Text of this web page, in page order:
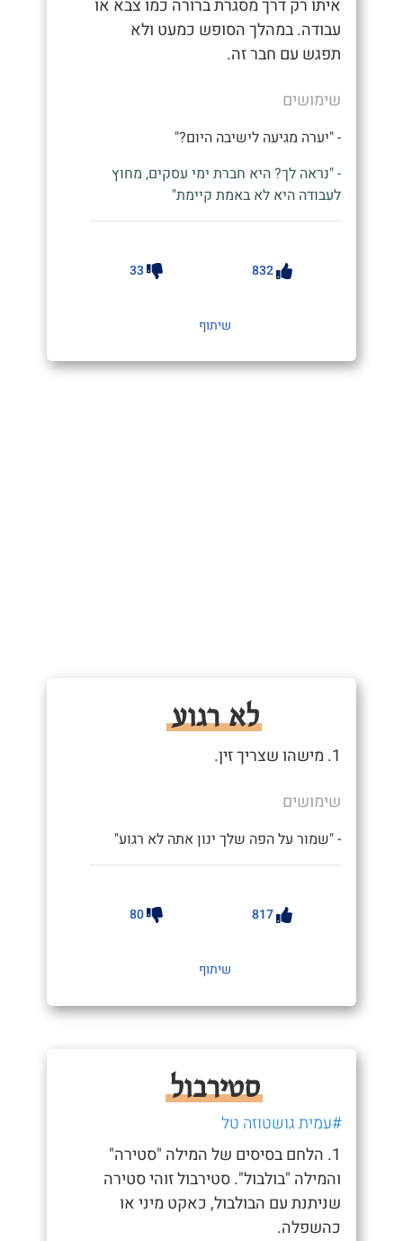
איתו רק דרך מסגרת ברורה כמו צבא או
עבודה. במהלך הסופש כמעט ולא
תפגש עם חבר זה.
שימושים
- "יערה מגיעה לישיבה היום?"
- "נראה לך? היא חברת ימי עסקים, מחוץ
לעבודה היא לא באמת קיימת"
832
33
שיתוף
לא רגוע
1. מישהו שצריך זין.
שימושים
- "שמור על הפה שלך ינון אתה לא רגוע"
817
80
שיתוף
סטירבול
#עמית גושטוזה טל
1. הלחם בסיסים של המילה "סטירה"
והמילה "בולבול". סטירבול זוהי סטירה
שניתנת עם הבולבול, כאקט מיני או
כהשפלה.